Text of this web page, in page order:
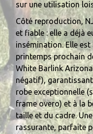
sur une utilisation
Côté reproduction,
et fiable : elle a déjà
insémination. Elle
printemps prochain
White Barlink
négatif),
robe exceptionnelle
frame overo) et à la
taille et du cadre.
rassurante, parfaite